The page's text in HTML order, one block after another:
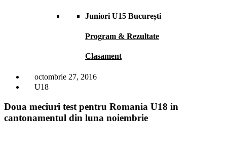
Juniori U15 București
Program & Rezultate
Clasament
octombrie 27, 2016
U18
Doua meciuri test pentru Romania U18 in
cantonamentul din luna noiembrie